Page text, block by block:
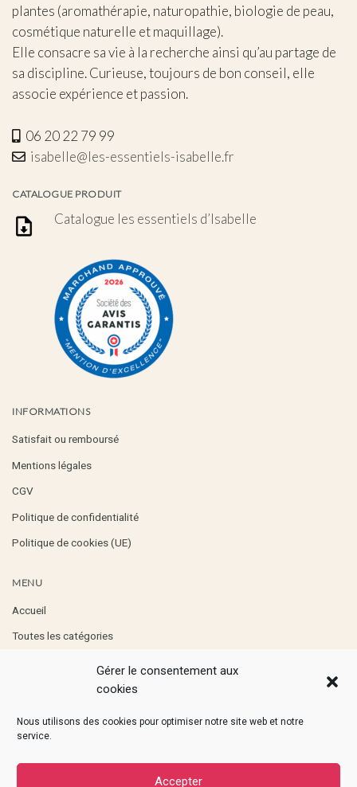
Gérer le consentement aux
cookies
Nous utilisons des cookies pour optimiser notre site web et notre
service.
Accepter
plantes (aromathérapie, naturopathie, biologie de peau,
cosmétique naturelle et maquillage).
Elle consacre sa vie à la recherche ainsi qu’au partage de
sa discipline. Curieuse, toujours de bon conseil, elle
associe expérience et passion.
06 20 22 79 99
isabelle@les-essentiels-isabelle.fr
CATALOGUE PRODUIT
Catalogue les essentiels d’Isabelle
INFORMATIONS
Satisfait ou remboursé
Mentions légales
CGV
Politique de confidentialité
Politique de cookies (UE)
MENU
Accueil
Toutes les catégories